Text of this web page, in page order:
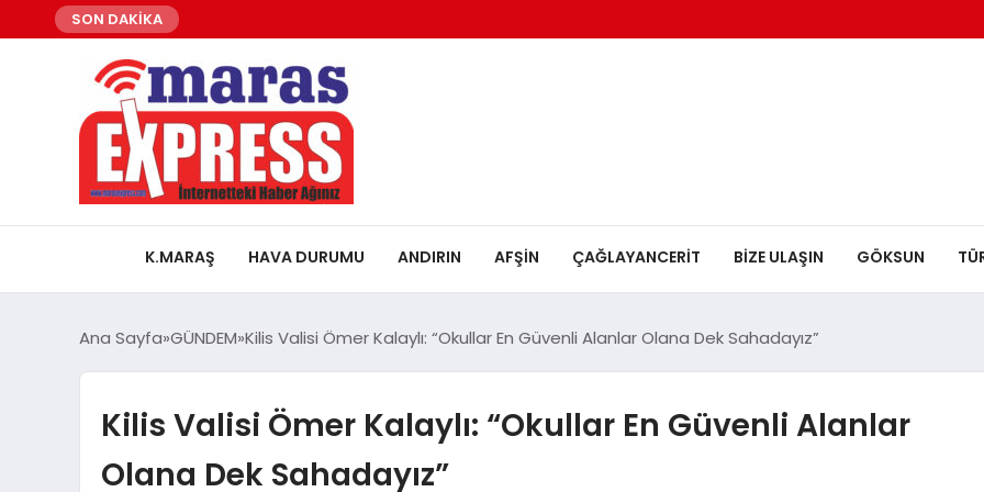
SON DAKİKA
K.MARAŞ HAVA DURUMU ANDIRIN AFŞİN ÇAĞLAYANCERİT BİZE ULAŞIN GÖKSUN
Ana Sayfa GÜNDEM Kilis Valisi Ömer Kalaylı: “Okullar En Güvenli Alanlar Olana Dek Sahadayız”
Kilis Valisi Ömer Kalaylı: “Okullar En Güvenli Alanlar
Olana Dek Sahadayız”